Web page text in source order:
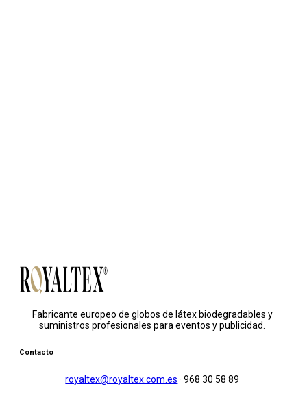
Fabricante europeo de globos de látex biodegradables y
suministros profesionales para eventos y publicidad.
Contacto
royaltex@royaltex.com.es ·968 30 58 89